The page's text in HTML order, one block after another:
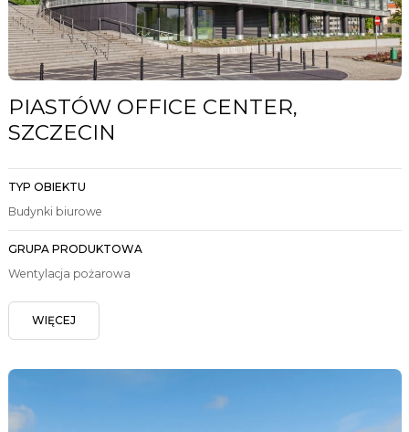
PIASTÓW OFFICE CENTER,
SZCZECIN
TYP OBIEKTU
Budynki biurowe
GRUPA PRODUKTOWA
Wentylacja pożarowa
WIĘCEJ